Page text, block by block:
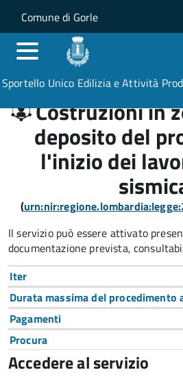
Salta al contenuto principale
Skip to site navigation
Comune di Gorle
Sportello Unico Edilizia e Attività
Costruzioni in
deposito del
l'inizio dei
(
Il servizio può essere attivato
documentazione prevista,
Iter
Durata massima del
Pagamenti
Procura
Accedere al servizio